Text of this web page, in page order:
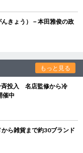
きょう）－本田雅俊の政
もっと見る
斉投入 名店監修から冷
催中
ら雑貨まで約30ブランド